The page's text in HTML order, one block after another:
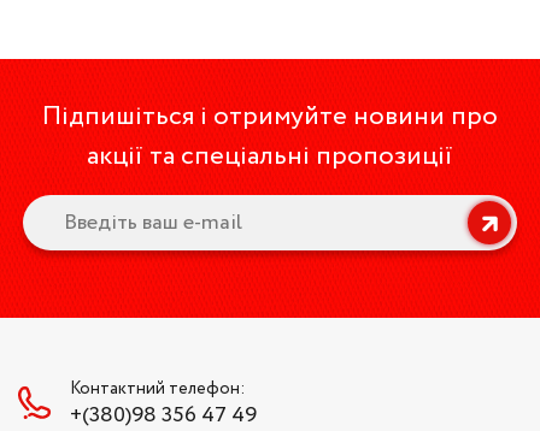
Підпишіться і отримуйте новини про
акції та спеціальні пропозиції
Контактний телефон:
+(380)98 356 47 49